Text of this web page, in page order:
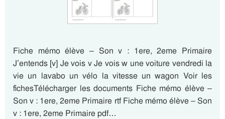
Fiche mémo élève – Son v : 1ere, 2eme Primaire
J’entends [v] Je vois v Je vois w une voiture vendredi la
vie un lavabo un vélo la vitesse un wagon Voir les
fichesTélécharger les documents Fiche mémo élève –
Son v : 1ere, 2eme Primaire rtf Fiche mémo élève – Son
v : 1ere, 2eme Primaire pdf…